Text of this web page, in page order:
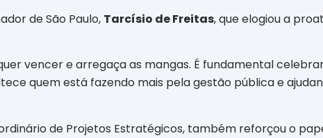
de São Paulo, Tarcísio de Freitas, que elogiou a
vencer e arregaça as mangas. É fundamental
quem está fazendo mais pela gestão pública e
de Projetos Estratégicos, também reforçou o